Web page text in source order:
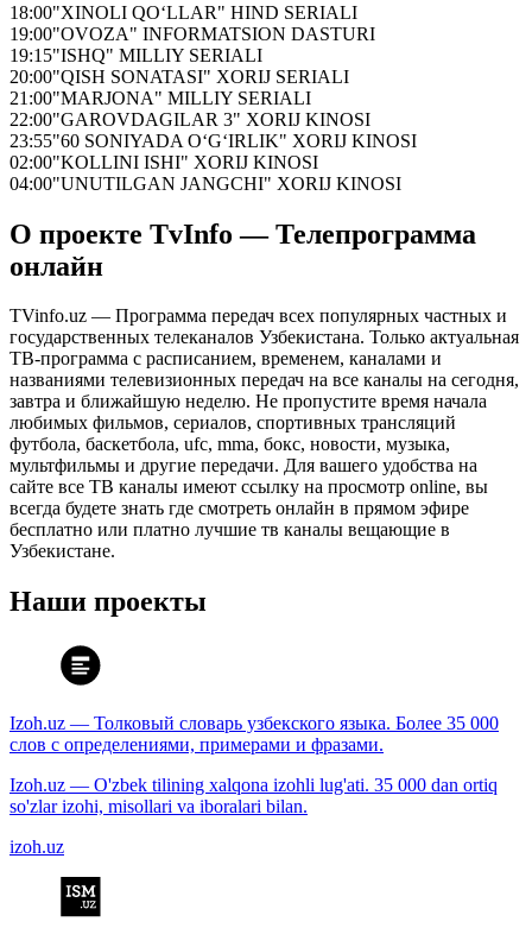
18:00"XINOLI QO‘LLAR" HIND SERIALI
19:00"OVOZA" INFORMATSION DASTURI
19:15"ISHQ" MILLIY SERIALI
20:00"QISH SONATASI" XORIJ SERIALI
21:00"MARJONA" MILLIY SERIALI
22:00"GAROVDAGILAR 3" XORIJ KINOSI
23:55"60 SONIYADA O‘G‘IRLIK" XORIJ KINOSI
02:00"KOLLINI ISHI" XORIJ KINOSI
04:00"UNUTILGAN JANGCHI" XORIJ KINOSI
О проекте TvInfo — Телепрограмма
онлайн
TVinfo.uz — Программа передач всех популярных частных и
государственных телеканалов Узбекистана. Только актуальная
ТВ-программа с расписанием, временем, каналами и
названиями телевизионных передач на все каналы на сегодня,
завтра и ближайшую неделю. Не пропустите время начала
любимых фильмов, сериалов, спортивных трансляций
футбола, баскетбола, ufc, mma, бокс, новости, музыка,
мультфильмы и другие передачи. Для вашего удобства на
сайте все ТВ каналы имеют ссылку на просмотр online, вы
всегда будете знать где смотреть онлайн в прямом эфире
бесплатно или платно лучшие тв каналы вещающие в
Узбекистане.
Наши проекты
Izoh.uz — Толковый словарь узбекского языка. Более 35 000
слов с определениями, примерами и фразами.
Izoh.uz — O'zbek tilining xalqona izohli lug'ati. 35 000 dan ortiq
so'zlar izohi, misollari va iboralari bilan.
izoh.uz